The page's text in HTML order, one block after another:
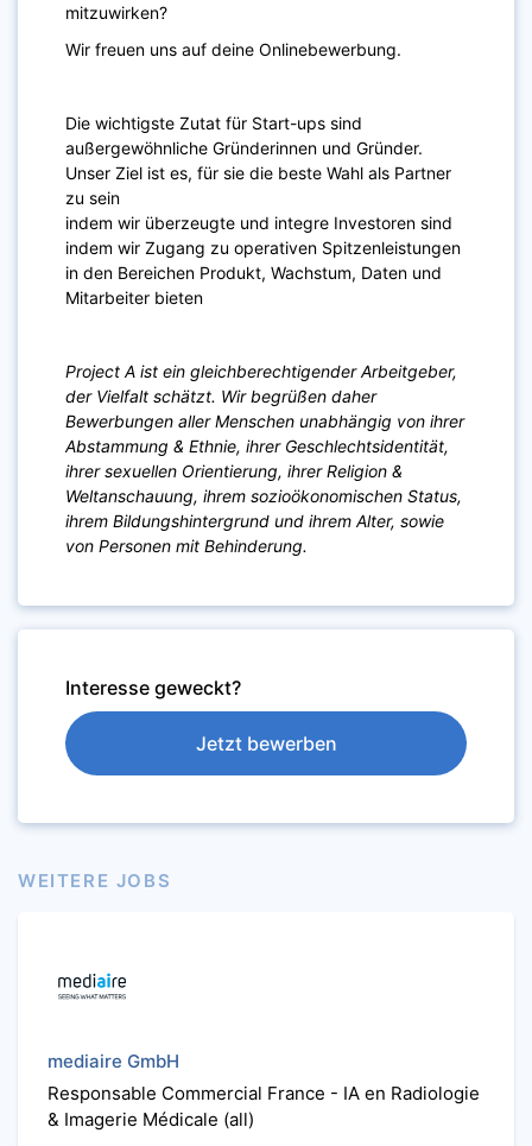
mitzuwirken?
Wir freuen uns auf deine Onlinebewerbung.
Die wichtigste Zutat für Start-ups sind
außergewöhnliche Gründerinnen und Gründer.
Unser Ziel ist es, für sie die beste Wahl als Partner
zu sein
indem wir überzeugte und integre Investoren sind
indem wir Zugang zu operativen Spitzenleistungen
in den Bereichen Produkt, Wachstum, Daten und
Mitarbeiter bieten
Project A ist ein gleichberechtigender Arbeitgeber,
der Vielfalt schätzt. Wir begrüßen daher
Bewerbungen aller Menschen unabhängig von ihrer
Abstammung & Ethnie, ihrer Geschlechtsidentität,
ihrer sexuellen Orientierung, ihrer Religion &
Weltanschauung, ihrem sozioökonomischen Status,
ihrem Bildungshintergrund und ihrem Alter, sowie
von Personen mit Behinderung.
Interesse geweckt?
Jetzt bewerben
WEITERE JOBS
mediaire GmbH
Responsable Commercial France - IA en Radiologie
& Imagerie Médicale (all)